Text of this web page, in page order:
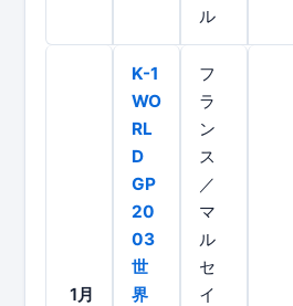
ル
1月
K-1
WO
RL
D
GP
20
03
世
界
フ
ラ
ン
ス
／
マ
ル
セ
イ